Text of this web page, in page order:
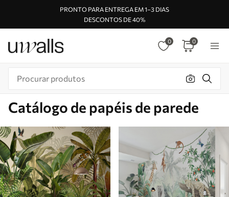
PRONTO PARA ENTREGA EM 1–3 DIAS
DESCONTOS DE 40%
0 0
Catálogo de papéis de parede